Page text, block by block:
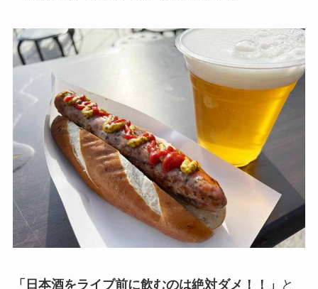
「日本酒をライブ前に飲むのは絶対ダメ！！」
と